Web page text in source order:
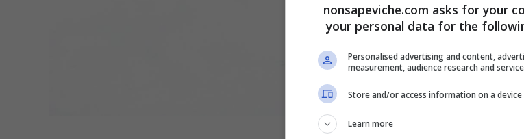
nonsapeviche.com asks for your
your personal data for the
Personalised advertising and content,
measurement, audience research and
Store and/or access information on a device
Learn more